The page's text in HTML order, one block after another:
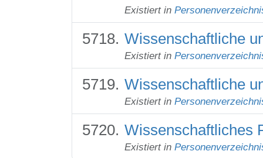
Existiert in
Wissenschaftliche
Existiert in
Wissenschaftliche
Existiert in
Wissenschaftliches
Existiert in